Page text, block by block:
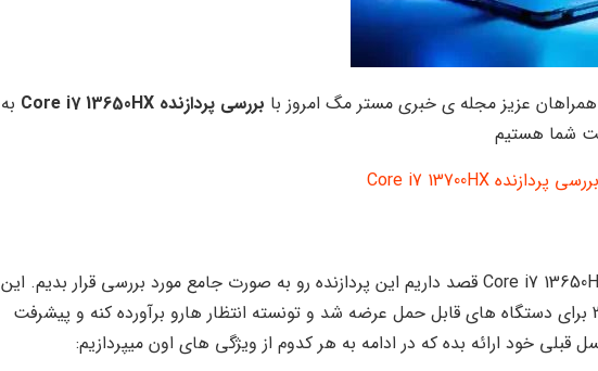
عزیز مجله‌‌‌ ی خبری مستر مگ امروز با بررسی پردازنده Core i7 13650HX
به
شما هستیم
بررسی پردازنده Core i7 13700HX
در بررسی پردازنده Core i7 13650HX قصد داریم این پردازنده رو به صورت جامع مورد بررسی قرار بدیم. این
پردازنده در سال 2023 برای دستگاه های قابل حمل عرضه شد و تونسته انتظار هارو برآورده کنه و پیشرفت
خود ارائه بده که در ادامه به هر کدوم از ویژگی های اون میپردازیم: